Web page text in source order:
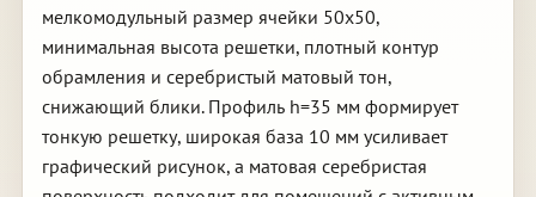
мелкомодульный размер ячейки 50х50,
минимальная высота решетки, плотный контур
обрамления и серебристый матовый тон,
снижающий блики. Профиль h=35 мм формирует
тонкую решетку, широкая база 10 мм усиливает
графический рисунок, а матовая серебристая